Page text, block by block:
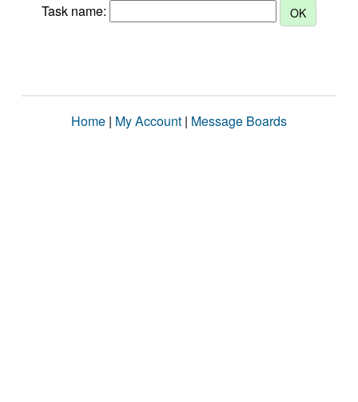
Task name:
Home | My Account | Message Boards